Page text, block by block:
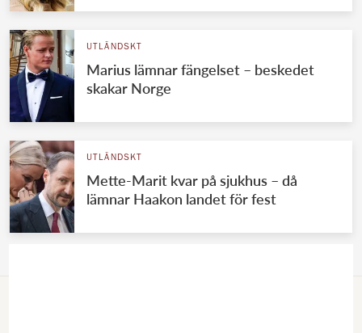
UTLÄNDSKT
Marius lämnar fängelset – beskedet
skakar Norge
UTLÄNDSKT
Mette-Marit kvar på sjukhus – då
lämnar Haakon landet för fest